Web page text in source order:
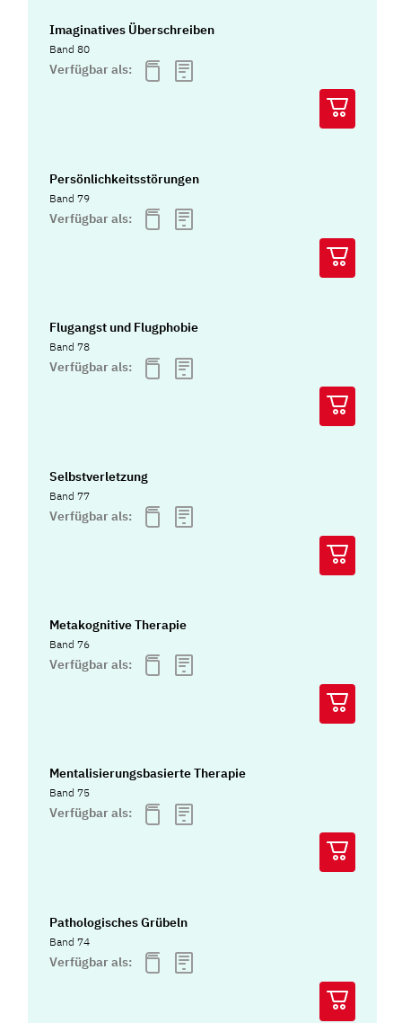
Imaginatives Überschreiben
Band 80
Verfügbar als:
Persönlichkeitsstörungen
Band 79
Verfügbar als:
Flugangst und Flugphobie
Band 78
Verfügbar als:
Selbstverletzung
Band 77
Verfügbar als:
Metakognitive Therapie
Band 76
Verfügbar als:
Mentalisierungsbasierte Therapie
Band 75
Verfügbar als:
Pathologisches Grübeln
Band 74
Verfügbar als: